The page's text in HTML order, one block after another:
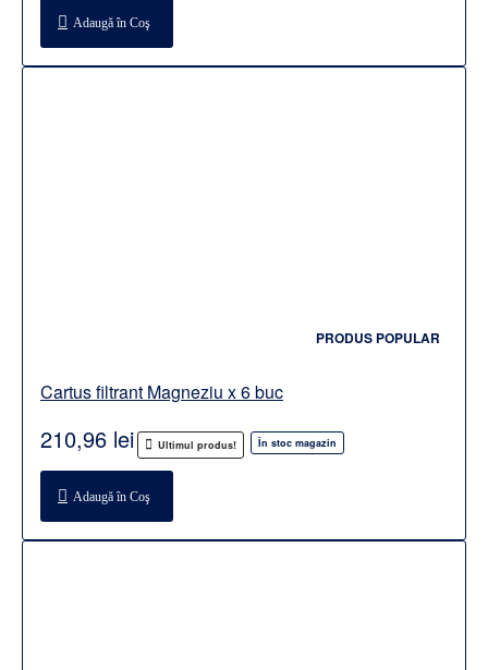
Adaugă în Coş
PRODUS POPULAR
Cartus filtrant Magneziu x 6 buc
Ultimul produs! În stoc magazin
210,96 lei
Adaugă în Coş